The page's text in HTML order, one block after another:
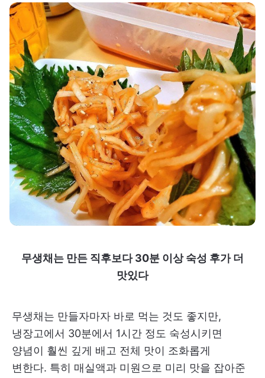
무생채는 만든 직후보다 30분 이상 숙성 후가 더
맛있다
무생채는 만들자마자 바로 먹는 것도 좋지만,
냉장고에서 30분에서 1시간 정도 숙성시키면
양념이 훨씬 깊게 배고 전체 맛이 조화롭게
변한다. 특히 매실액과 미원으로 미리 맛을 잡아준